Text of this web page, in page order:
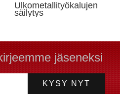
Ulkometallityökalujen
säilytys
jäseneksi